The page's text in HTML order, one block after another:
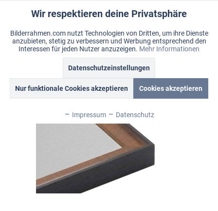
Warenkorb
Merkzettel Mein Konto
Menü
Intermezzo
Funktionale Aktiv
Marketing Inaktiv
Inaktiv
Wir respektieren deine Privatsphäre
Bilderrahmen.com nutzt Technologien von Dritten, um ihre Dienste
anzubieten, stetig zu verbessern und Werbung entsprechend den
Interessen für jeden Nutzer anzuzeigen. Mehr Informationen
Datenschutzeinstellungen
Nur funktionale Cookies akzeptieren Cookies akzeptieren
Impressum Datenschutz